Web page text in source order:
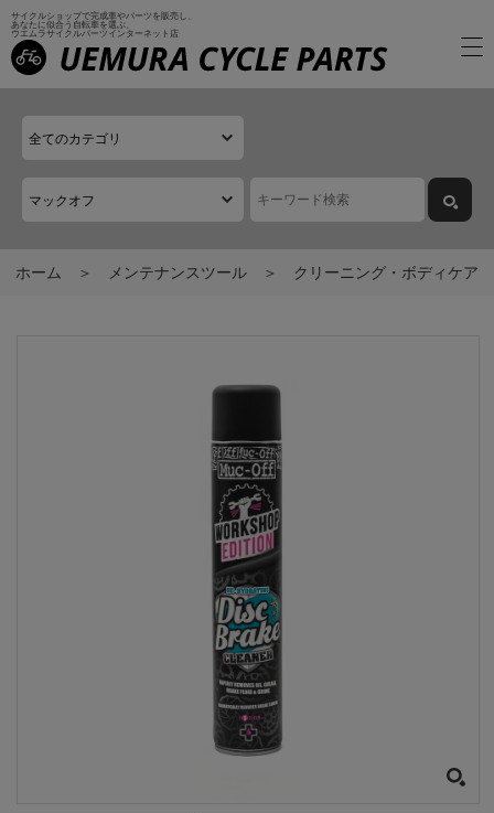
サイクルショップで完成車やパーツを販売し、
あなたに似合う自転車を選ぶ、
ウエムラサイクルパーツインターネット店
ホーム メンテナンスツール クリーニング・ボディケア